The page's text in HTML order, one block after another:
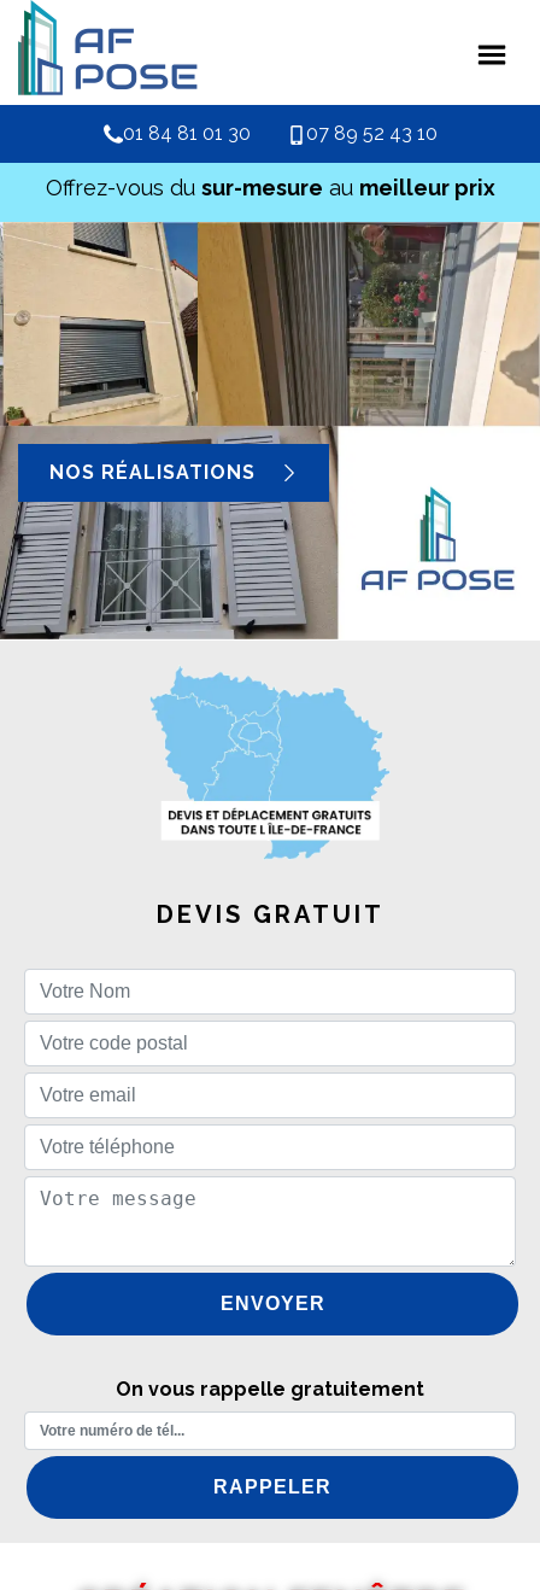
01 84 81 01 30 07 89 52 43 10
Offrez-vous du sur-mesure au meilleur prix
NOS RÉALISATIONS
DEVIS GRATUIT
On vous rappelle gratuitement